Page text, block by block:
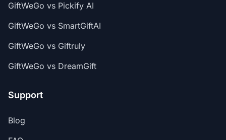
GiftWeGo vs Pickify AI
GiftWeGo vs SmartGiftAI
GiftWeGo vs Giftruly
GiftWeGo vs DreamGift
Support
Blog